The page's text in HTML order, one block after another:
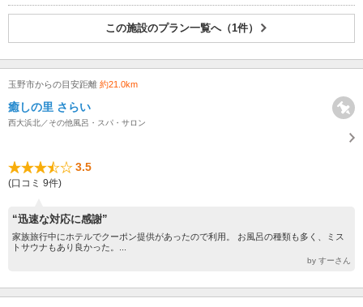
この施設のプラン一覧へ（1件）
玉野市からの目安距離 約21.0km
癒しの里 さらい
西大浜北／その他風呂・スパ・サロン
3.5
(口コミ 9件)
“迅速な対応に感謝”
家族旅行中にホテルでクーポン提供があったので利用。 お風呂の種類も多く、ミス
トサウナもあり良かった。...
by すーさん